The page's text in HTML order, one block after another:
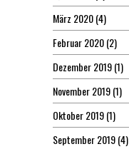
März 2020(4)
Februar 2020(2)
Dezember 2019(1)
November 2019(1)
Oktober 2019(1)
September 2019(4)